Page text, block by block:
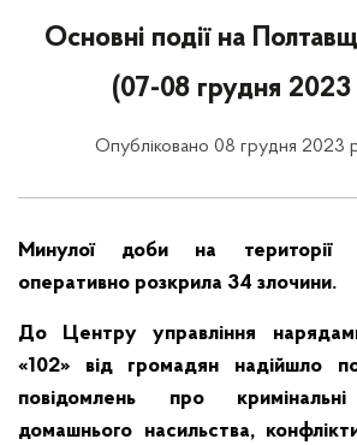
Основні події на
(07-08 грудня
Опубліковано 08 грудня 2023
Минулої доби на території
оперативно розкрила 34 злочини.
До Центру управління
«102» від громадян надійшло
повідомлень про
домашнього насильства,